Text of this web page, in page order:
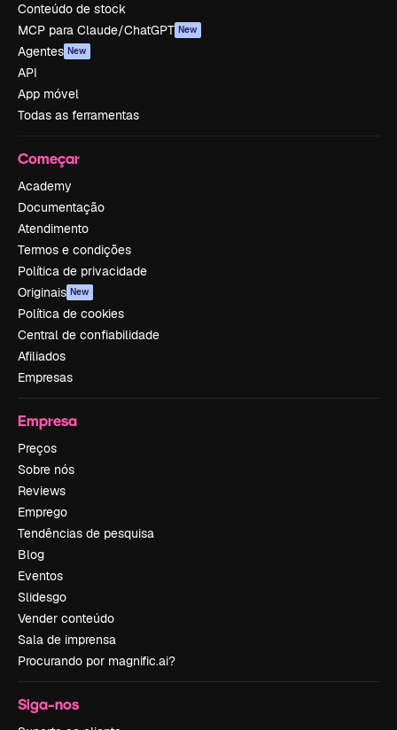
Conteúdo de stock
MCP para Claude/ChatGPT New
Agentes New
API
App móvel
Todas as ferramentas
Começar
Academy
Documentação
Atendimento
Termos e condições
Política de privacidade
Originais New
Política de cookies
Central de confiabilidade
Afiliados
Empresas
Empresa
Preços
Sobre nós
Reviews
Emprego
Tendências de pesquisa
Blog
Eventos
Slidesgo
Vender conteúdo
Sala de imprensa
Procurando por magnific.ai?
Siga-nos